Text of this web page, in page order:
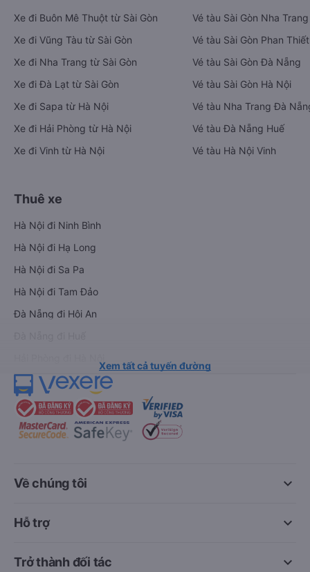
Xe đi Buôn Mê Thuột từ Sài Gòn
Xe đi Vũng Tàu từ Sài Gòn
Xe đi Nha Trang từ Sài Gòn
Xe đi Đà Lạt từ Sài Gòn
Xe đi Sapa từ Hà Nội
Xe đi Hải Phòng từ Hà Nội
Xe đi Vinh từ Hà Nội
Vé tàu Sài Gòn Nha Trang
Vé tàu Sài Gòn Phan Thiết
Vé tàu Sài Gòn Đà Nẵng
Vé tàu Sài Gòn Hà Nội
Vé tàu Nha Trang Đà
Vé tàu Đà Nẵng Huế
Vé tàu Hà Nội Vinh
Thuê xe
Hà Nội đi Ninh Bình
Hà Nội đi Hạ Long
Hà Nội đi Sa Pa
Hà Nội đi Tam Đảo
Đà Nẵng đi Hội An
Xem tất cả tuyến đường
keyboard_arrow_down
Về chúng tôi
keyboard_arrow_down
Hỗ trợ
keyboard_arrow_down
Trở thành đối tác